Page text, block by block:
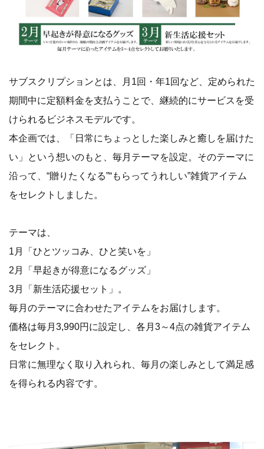
サブスクリプションとは、月1回・年1回など、定められた
期間中に定額料金を支払うことで、継続的にサービスを受
けられるビジネスモデルです。
本企画では、「日常にちょっとした楽しみと癒しを届けた
い」という想いのもと、毎月テーマを設定。そのテーマに
沿って、“贈りたくなる”“もらってうれしい”雑貨アイテム
をセレクトしました。
テーマは、
1月「ひとツッコみ、ひと笑いを」
2月「早起きが得意になるグッズ」
3月「新生活応援セット」。
毎月のテーマに合わせたアイテムをお届けします。
価格は毎月3,990円に設定し、各月3～4点の雑貨アイテム
をセレクト。
日常に無理なく取り入れられ、毎月の楽しみとして満足感
を得られる内容です。